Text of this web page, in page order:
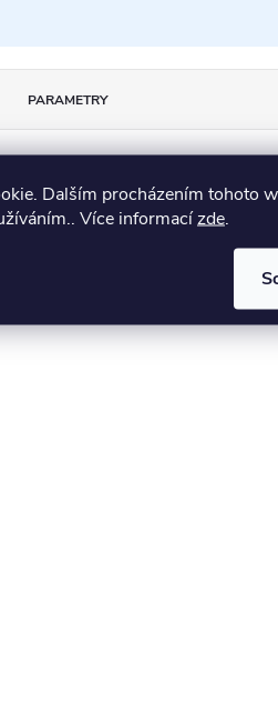
Dalším procházením tohoto
Více informacízde.
PARAMETRY
designem a vysokou